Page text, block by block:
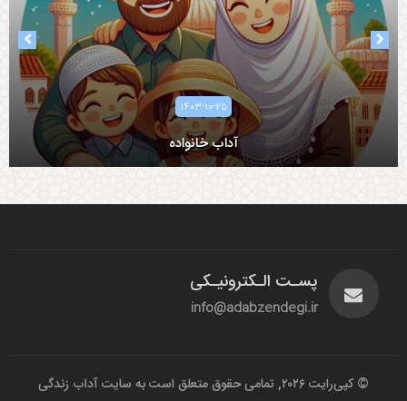
۱۴۰۳-۱۰-۲۵
آداب خانواده
پسـت الـکترونیـکی
info@adabzendegi.ir
© کپی‌رایت ۲۰۲۶, تمامی حقوق متعلق است به سایت آداب زندگی